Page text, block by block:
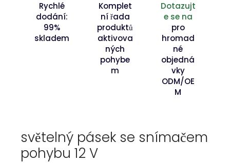
Rychlé
dodání:
99%
skladem
Komplet
ní řada
produktů
aktivova
ných
pohybe
m
Dotazujt
e se na
pro
hromad
né
objedná
vky
ODM/OE
M
světelný pásek se snímačem
pohybu 12 V